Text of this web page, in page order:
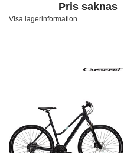
Pris saknas
Visa lagerinformation